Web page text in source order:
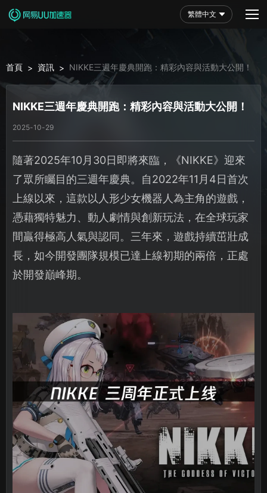
繁體中文
首頁 > 資訊 > NIKKE三週年慶典開跑：精彩內容與活動大公開！
NIKKE三週年慶典開跑：精彩內容與活動大公開！
2025-10-29
隨著2025年10月30日即將來臨，《NIKKE》迎來
了眾所矚目的三週年慶典。自2022年11月4日首次
上線以來，這款以人形少女機器人為主角的遊戲，
憑藉獨特魅力、動人劇情與創新玩法，在全球玩家
間贏得極高人氣與認同。三年來，遊戲持續茁壯成
長，如今開發團隊規模已達上線初期的兩倍，正處
於開發巔峰期。